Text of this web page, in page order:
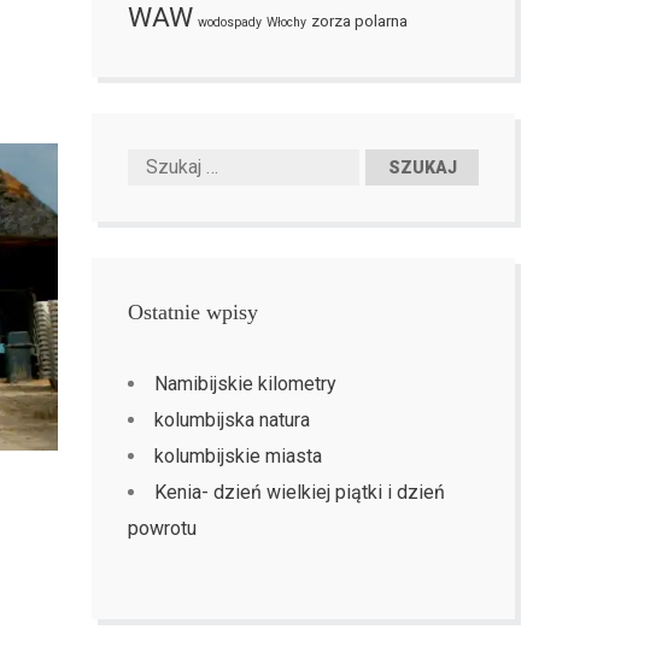
WAW wodospady Włochy zorza polarna
Ostatnie wpisy
Namibijskie kilometry
kolumbijska natura
kolumbijskie miasta
Kenia- dzień wielkiej piątki i dzień
powrotu